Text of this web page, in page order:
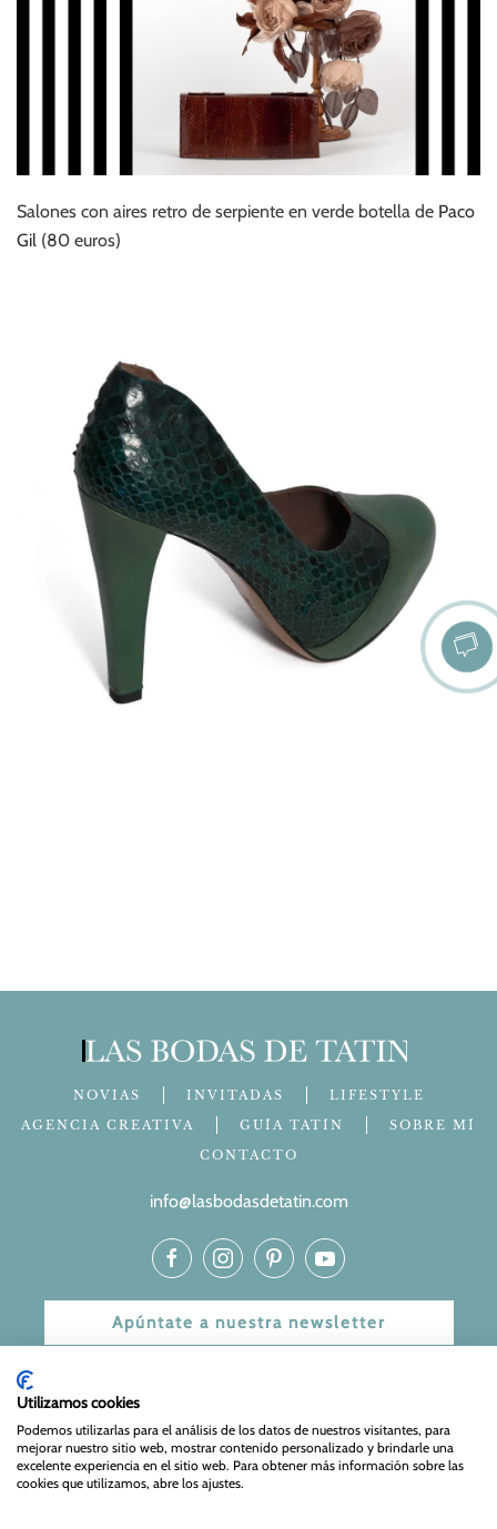
Salones con aires retro de serpiente en verde botella de Paco
Gil (80 euros)
NOVIAS INVITADAS
LIFESTYLE
AGENCIA CREATIVA
GUÍA TATÍN
SOBRE MÍ
CONTACTO
info@lasbodasdetatin.com
Apúntate a nuestra newsletter
Aviso Legal|Política de Privacidad y Cookies| Web Diseñada
y mantenida porEspecialistas Web
Utilizamos cookies
Podemos utilizarlas para el análisis de los datos de nuestros visitantes, para
mejorar nuestro sitio web, mostrar contenido personalizado y brindarle una
excelente experiencia en el sitio web. Para obtener más información sobre las
cookies que utilizamos, abre los ajustes.